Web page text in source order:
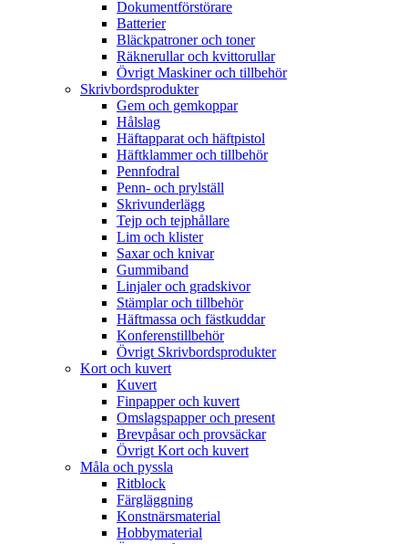
Dokumentförstörare
Batterier
Bläckpatroner och toner
Räknerullar och kvittorullar
Övrigt Maskiner och tillbehör
Skrivbordsprodukter
Gem och gemkoppar
Hålslag
Häftapparat och häftpistol
Häftklammer och tillbehör
Pennfodral
Penn- och prylställ
Skrivunderlägg
Tejp och tejphållare
Lim och klister
Saxar och knivar
Gummiband
Linjaler och gradskivor
Stämplar och tillbehör
Häftmassa och fästkuddar
Konferenstillbehör
Övrigt Skrivbordsprodukter
Kort och kuvert
Kuvert
Finpapper och kuvert
Omslagspapper och present
Brevpåsar och provsäckar
Övrigt Kort och kuvert
Måla och pyssla
Ritblock
Färgläggning
Konstnärsmaterial
Hobbymaterial